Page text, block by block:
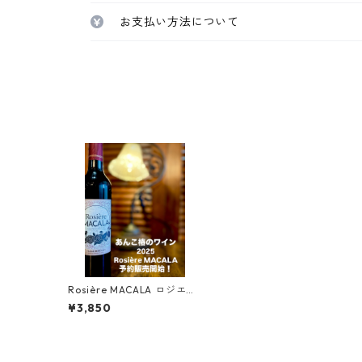
お支払い方法について
Rosière MACALA ロジエー
ル・マカラ 2025
¥3,850